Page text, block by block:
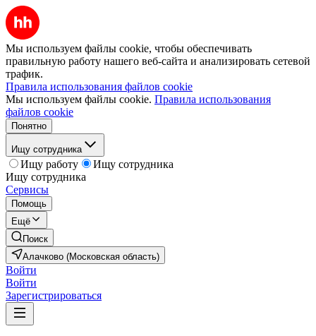
Мы используем файлы cookie, чтобы обеспечивать
правильную работу нашего веб-сайта и анализировать сетевой
трафик.
Правила использования файлов cookie
Мы используем файлы cookie. Правила использования
файлов cookie
Понятно
Ищу сотрудника
Ищу работу
Ищу сотрудника
Ищу сотрудника
Сервисы
Помощь
Ещё
Поиск
Алачково (Московская область)
Войти
Войти
Зарегистрироваться